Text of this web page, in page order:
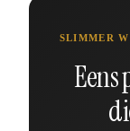
SLIMMER
Eens